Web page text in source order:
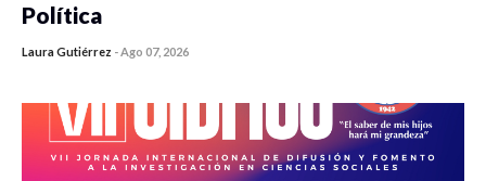
Política
Laura Gutiérrez - Ago 07, 2026